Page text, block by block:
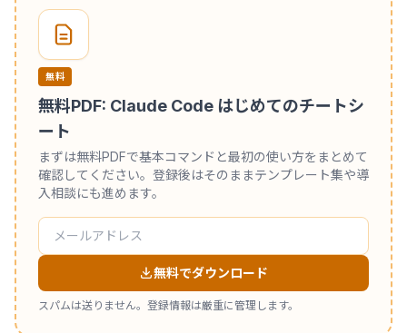
無料
無料PDF: Claude Code はじめてのチートシ
ート
まずは無料PDFで基本コマンドと最初の使い方をまとめて
確認してください。登録後はそのままテンプレート集や導
入相談にも進めます。
無料でダウンロード
スパムは送りません。登録情報は厳重に管理します。